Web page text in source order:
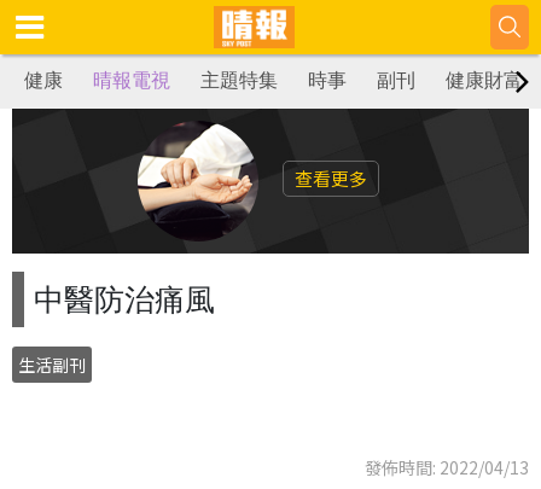
健康 晴報電視 主題特集 時事 副刊 健康財富
查看更多
中醫防治痛風
生活副刊
發佈時間: 2022/04/13